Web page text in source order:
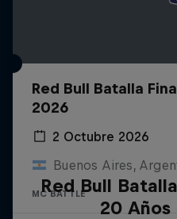
Red Bull Batalla
2026
2 Octubre 2026
Buenos Aires,
MC BATTLE
Red Bull
20 Años